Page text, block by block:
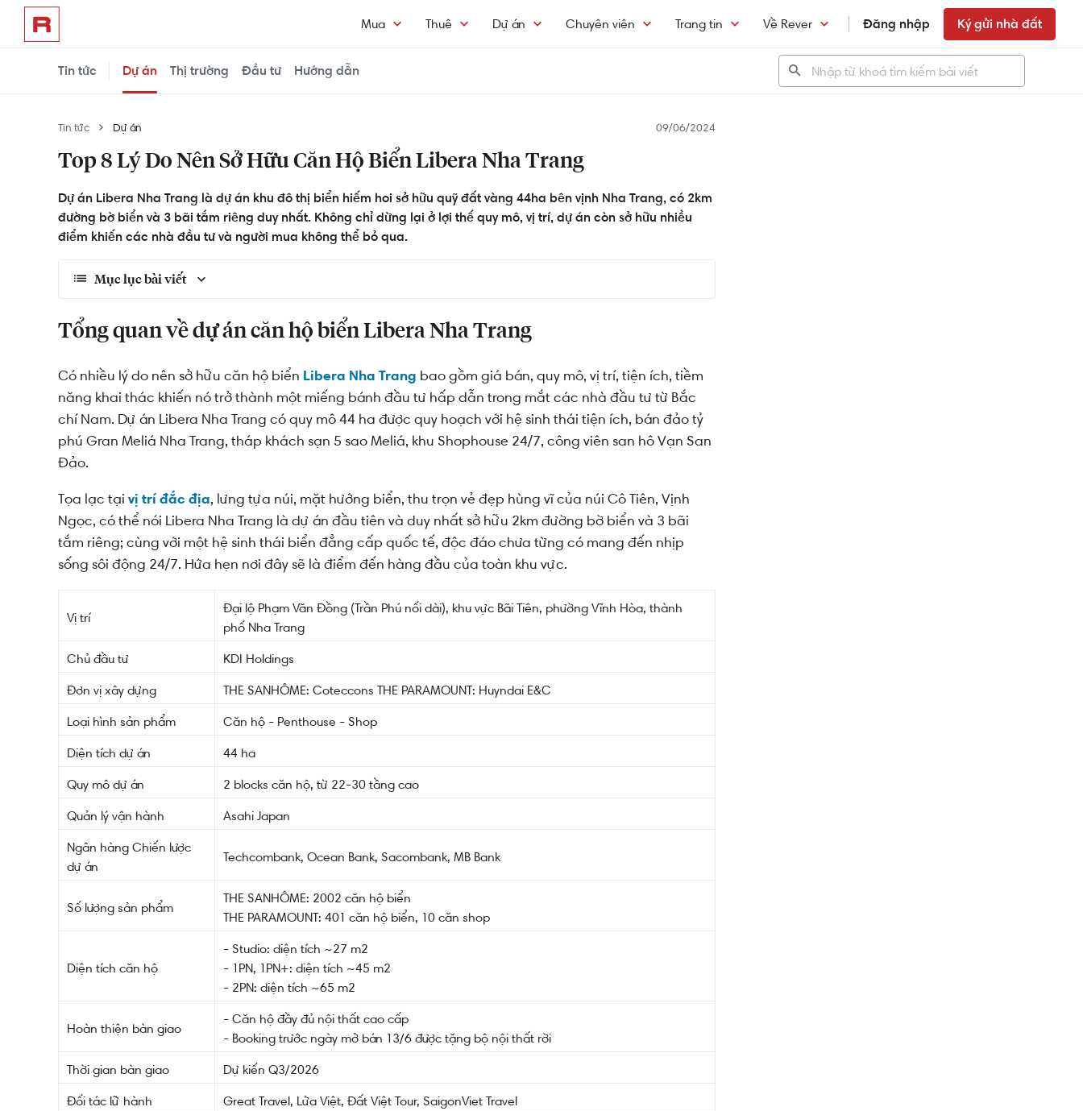
Mua Thuê Dự án Chuyên viên Trang tin Về Rever Đăng nhập Ký gửi nhà đất
Tin tức Dự án Thị trường Đầu tư Hướng dẫn
Tin tức Dự án
Top 8 Lý Do Nên Sở Hữu Căn Hộ Biển Libera Nha Trang
09/06/2024
Dự án Libera Nha Trang là dự án khu đô thị biển hiếm hoi sở hữu quỹ đất vàng 44ha bên vịnh Nha Trang, có 2km
đường bờ biển và 3 bãi tắm riêng duy nhất. Không chỉ dừng lại ở lợi thế quy mô, vị trí, dự án còn sở hữu nhiều
điểm khiến các nhà đầu tư và người mua không thể bỏ qua.
Mục lục bài viết
Tổng quan về dự án căn hộ biển Libera Nha Trang
Lý do 1: Giá bán tốt nhất thị trường Nha Trang
Lý do 2: Dự án căn hộ nằm trong khu đô thị biển 44ha
Lý do 3: Vị trí "Kề núi, liền biển" hiếm hoi tại Nha Trang
Lý do 4: Chủ đầu tư uy tín, pháp lý vững chắc
Lý do 6: Sản phẩm đa dạng
Lý do 7: Layout siêu đẹp, chuẩn "Đo ni đóng giày"
Lý do 8: Tiềm năng khai thác lưu trú cho thuê
Bộ tài liệu Rever Ebook dự án Libera Nha Trang
Tổng quan về dự án căn hộ biển Libera Nha Trang
Có nhiều lý do nên sở hữu căn hộ biển Libera Nha Trang bao gồm giá bán, quy mô, vị trí, tiện ích, tiềm
năng khai thác khiến nó trở thành một miếng bánh đầu tư hấp dẫn trong mắt các nhà đầu tư từ Bắc
chí Nam. Dự án Libera Nha Trang có quy mô 44 ha được quy hoạch với hệ sinh thái tiện ích, bán đảo tỷ
phú Gran Meliá Nha Trang, tháp khách sạn 5 sao Meliá, khu Shophouse 24/7, công viên san hô Vạn San
Đảo.
Tọa lạc tại vị trí đắc địa, lưng tựa núi, mặt hướng biển, thu trọn vẻ đẹp hùng vĩ của núi Cô Tiên, Vịnh
Ngọc, có thể nói Libera Nha Trang là dự án đầu tiên và duy nhất sở hữu 2km đường bờ biển và 3 bãi
tắm riêng; cùng với một hệ sinh thái biển đẳng cấp quốc tế, độc đáo chưa từng có mang đến nhịp
sống sôi động 24/7. Hứa hẹn nơi đây sẽ là điểm đến hàng đầu của toàn khu vực.
Vị trí
Đại lộ Phạm Văn Đồng (Trần Phú nối dài), khu vực Bãi Tiên, phường Vĩnh Hòa, thành
phố Nha Trang
Chủ đầu tư
KDI Holdings
Đơn vị xây dựng
THE SANHÔME: Coteccons THE PARAMOUNT: Huyndai E&C
Loại hình sản phẩm
Căn hộ - Penthouse - Shop
Diện tích dự án
44 ha
Quy mô dự án
2 blocks căn hộ, từ 22-30 tầng cao
Quản lý vận hành
Asahi Japan
Ngân hàng Chiến lược
dự án
Techcombank, Ocean Bank, Sacombank, MB Bank
Số lượng sản phẩm
THE SANHÔME: 2002 căn hộ biển
THE PARAMOUNT: 401 căn hộ biển, 10 căn shop
Diện tích căn hộ
- Studio: diện tích ~27 m2
- 1PN, 1PN+: diện tích ~45 m2
- 2PN: diện tích ~65 m2
Hoàn thiện bàn giao
- Căn hộ đầy đủ nội thất cao cấp
- Booking trước ngày mở bán 13/6 được tặng bộ nội thất rời
Thời gian bàn giao
Dự kiến Q3/2026
Đối tác lữ hành
Great Travel, Lửa Việt, Đất Việt Tour, SaigonViet Travel